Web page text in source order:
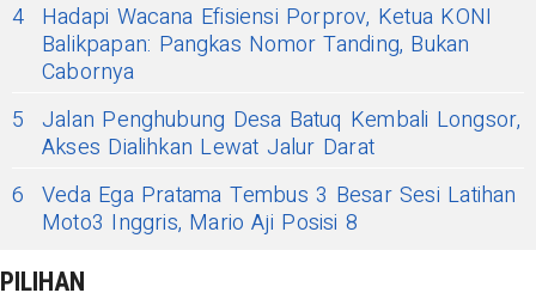
4 Hadapi Wacana Efisiensi Porprov, Ketua KONI
Balikpapan: Pangkas Nomor Tanding, Bukan
Cabornya
5 Jalan Penghubung Desa Batuq Kembali Longsor,
Akses Dialihkan Lewat Jalur Darat
6 Veda Ega Pratama Tembus 3 Besar Sesi Latihan
Moto3 Inggris, Mario Aji Posisi 8
PILIHAN